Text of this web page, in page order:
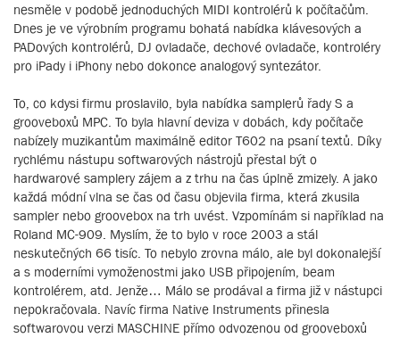
nesměle v podobě jednoduchých MIDI kontrolérů k počítačům.
Dnes je ve výrobním programu bohatá nabídka klávesových a
PADových kontrolérů, DJ ovladače, dechové ovladače, kontroléry
pro iPady i iPhony nebo dokonce analogový syntezátor.
To, co kdysi firmu proslavilo, byla nabídka samplerů řady S a
grooveboxů MPC. To byla hlavní deviza v dobách, kdy počítače
nabízely muzikantům maximálně editor T602 na psaní textů. Díky
rychlému nástupu softwarových nástrojů přestal být o
hardwarové samplery zájem a z trhu na čas úplně zmizely. A jako
každá módní vlna se čas od času objevila firma, která zkusila
sampler nebo groovebox na trh uvést. Vzpomínám si například na
Roland MC-909. Myslím, že to bylo v roce 2003 a stál
neskutečných 66 tisíc. To nebylo zrovna málo, ale byl dokonalejší
a s moderními vymoženostmi jako USB připojením, beam
kontrolérem, atd. Jenže… Málo se prodával a firma již v nástupci
nepokračovala. Navíc firma Native Instruments přinesla
softwarovou verzi MASCHINE přímo odvozenou od grooveboxů